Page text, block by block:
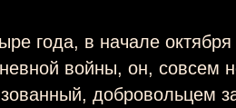
года, в начале
войны, он, совсем
добровольцем